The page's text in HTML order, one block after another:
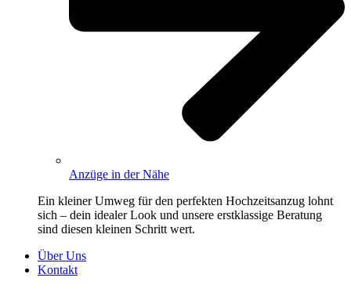
Anzüge in der Nähe
Ein kleiner Umweg für den perfekten Hochzeitsanzug lohnt
sich – dein idealer Look und unsere erstklassige Beratung
sind diesen kleinen Schritt wert.
Über Uns
Kontakt